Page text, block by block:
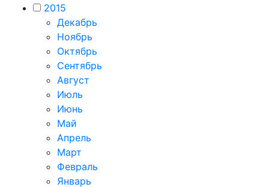
2015
Декабрь
Ноябрь
Октябрь
Сентябрь
Август
Июль
Июнь
Май
Апрель
Март
Февраль
Январь